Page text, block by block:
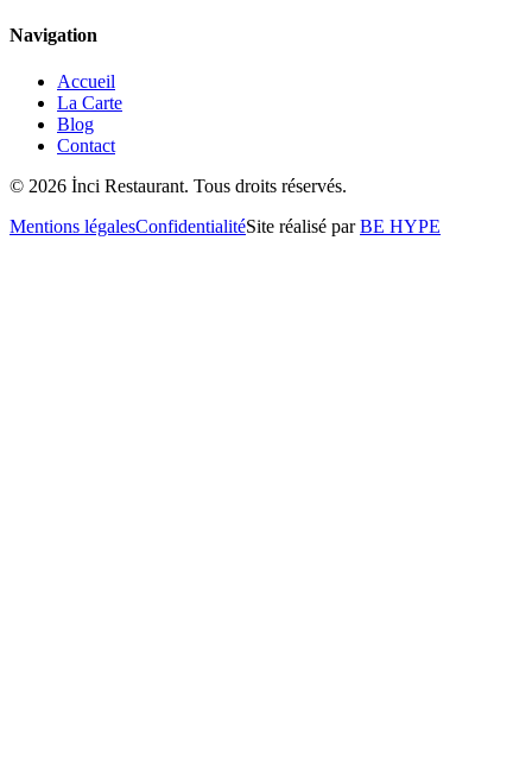
Navigation
Accueil
La Carte
Blog
Contact
© 2026 İnci Restaurant. Tous droits réservés.
Mentions légalesConfidentialitéSite réalisé par BE HYPE